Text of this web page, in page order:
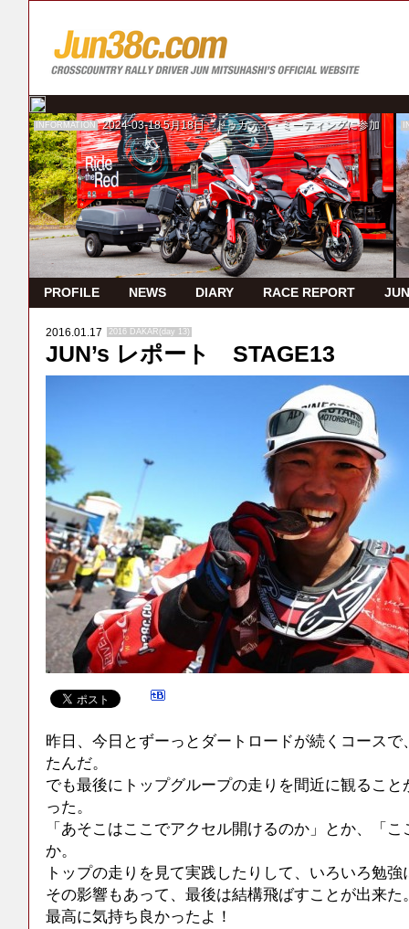
INFORMATION 2024-03-18 5月18日 ドゥカティ・ミーティングに参加
PROFILE NEWS DIARY RACE REPORT
2016.01.17 2016 DAKAR(day 13)
JUN’s レポート STAGE13
昨日、今日とずーっとダートロードが続くコース
たんだ。
でも最後にトップグループの走りを間近に観るこ
った。
「あそこはここでアクセル開けるのか」とか、「
か。
トップの走りを見て実践したりして、いろいろ勉強
その影響もあって、最後は結構飛ばすことが出来た
最高に気持ち良かったよ！